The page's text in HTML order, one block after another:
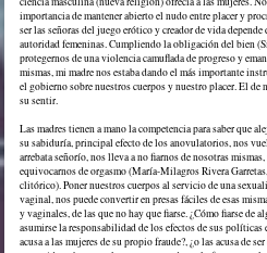
importancia de mantener abierto el nudo entre placer y
ser las señoras del juego erótico y creador de vida
autoridad femeninas. Cumpliendo la obligación del bien
protegernos de una violencia camuflada de progreso y
mismas, mi madre nos estaba dando el más importante
el gobierno sobre nuestros cuerpos y nuestro placer. El de
su sentir.
Las madres tienen a mano la competencia para saber que
su sabiduría, principal efecto de los anovulatorios, nos
arrebata señorío, nos lleva a no fiarnos de nosotras
equivocarnos de orgasmo (María-Milagros Rivera
clitórico). Poner nuestros cuerpos al servicio de una
vaginal, nos puede convertir en presas fáciles de esas
y vaginales, de las que no hay que fiarse. ¿Cómo fiarse de
asumirse la responsabilidad de los efectos de sus políticas
acusa a las mujeres de su propio fraude?, ¿o las acusa de